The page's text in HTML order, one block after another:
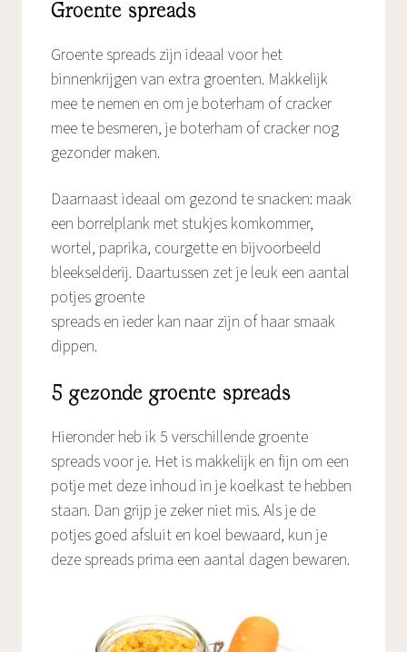
Groente spreads
Groente spreads zijn ideaal voor het
binnenkrijgen van extra groenten. Makkelijk
mee te nemen en om je boterham of cracker
mee te besmeren, je boterham of cracker nog
gezonder maken.
Daarnaast ideaal om gezond te snacken: maak
een borrelplank met stukjes komkommer,
wortel, paprika, courgette en bijvoorbeeld
bleekselderij. Daartussen zet je leuk een aantal
potjes groente
spreads en ieder kan naar zijn of haar smaak
dippen.
5 gezonde groente spreads
Hieronder heb ik 5 verschillende groente
spreads voor je. Het is makkelijk en fijn om een
potje met deze inhoud in je koelkast te hebben
staan. Dan grijp je zeker niet mis. Als je de
potjes goed afsluit en koel bewaard, kun je
deze spreads prima een aantal dagen bewaren.